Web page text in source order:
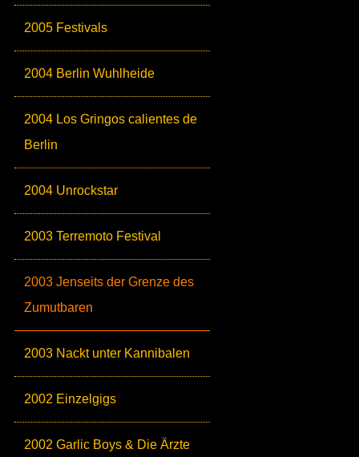
2005 Festivals
2004 Berlin Wuhlheide
2004 Los Gringos calientes de
Berlin
2004 Unrockstar
2003 Terremoto Festival
2003 Jenseits der Grenze des
Zumutbaren
2003 Nackt unter Kannibalen
2002 Einzelgigs
2002 Garlic Boys & Die Ärzte